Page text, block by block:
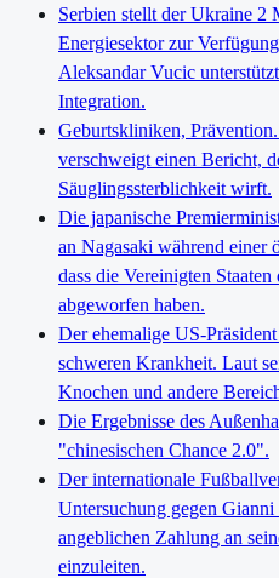
Serbien stellt der Ukraine 2
Energiesektor zur
Aleksandar Vucic
Integration.
Geburtskliniken,
verschweigt einen Bericht,
Säuglingssterblichkeit wirft.
Die japanische
an Nagasaki während einer
dass die Vereinigten
abgeworfen haben.
Der ehemalige US-
schweren Krankheit. Laut
Knochen und andere
Die Ergebnisse des
"chinesischen Chance 2.0".
Der internationale
Untersuchung gegen
angeblichen Zahlung an
einzuleiten.